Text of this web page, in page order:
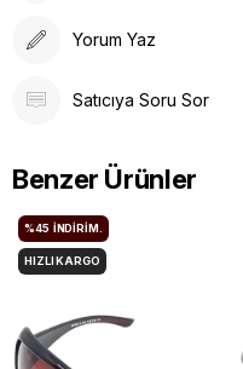
Yorum Yaz
Satıcıya Soru Sor
Benzer Ürünler
%45 İNDIRIM.
HIZLI KARGO